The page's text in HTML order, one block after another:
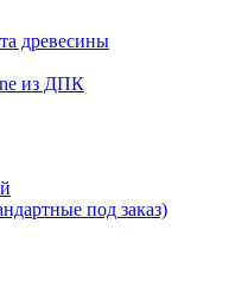
древесины
из ДПК
под заказ)